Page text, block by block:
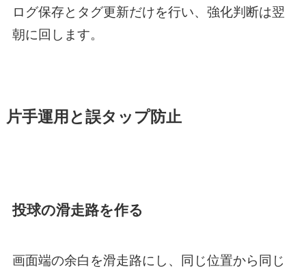
ログ保存とタグ更新だけを行い、強化判断は翌
朝に回します。
片手運用と誤タップ防止
投球の滑走路を作る
画面端の余白を滑走路にし、同じ位置から同じ